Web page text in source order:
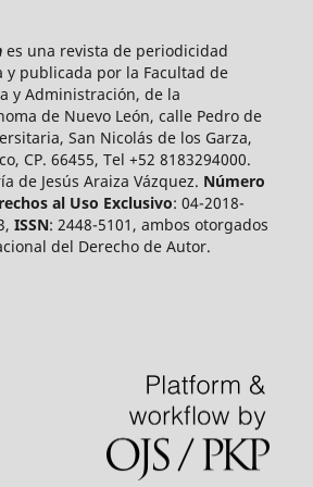
es una revista de periodicidad
y publicada por la Facultad de
y Administración, de la
de Nuevo León, calle Pedro de
San Nicolás de los Garza,
CP. 66455, Tel +52 8183294000.
de Jesús Araiza Vázquez. Número
al Uso Exclusivo: 04-2018-
ISSN: 2448-5101, ambos otorgados
del Derecho de Autor.